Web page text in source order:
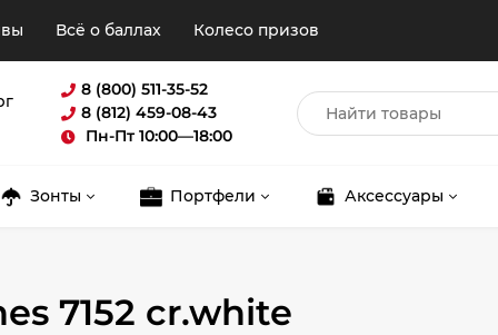
Всё о баллах Колесо призов
8 (800) 511-35-52
8 (812) 459-08-43
Пн-Пт 10:00—18:00
Зонты Портфели Аксессуары
7152 cr.white